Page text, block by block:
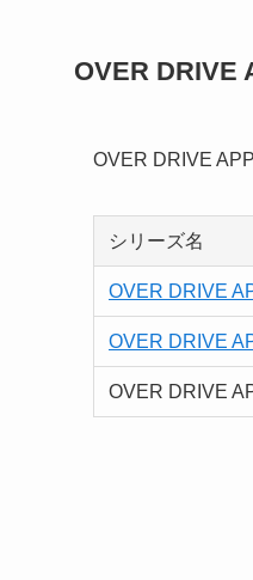
OVER DRIVE
OVER DRIVE
シリーズ名
OVER DRIVE
OVER DRIVE
OVER DRIVE